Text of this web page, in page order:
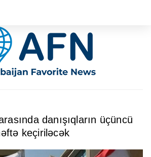
danışıqların üçüncü
keçiriləcək